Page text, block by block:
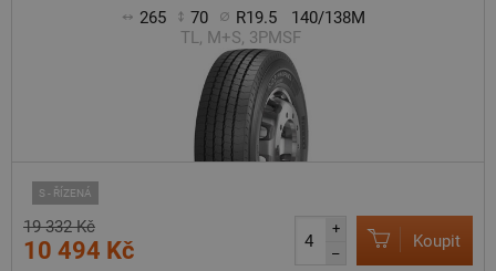
265 70 R19.5
140/138M
TL, M+S, 3PMSF
S - ŘÍZENÁ
19 332 Kč
10 494 Kč
+
–
Koupit